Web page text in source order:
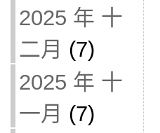
2025 年 十
二月 (7)
2025 年 十
一月 (7)